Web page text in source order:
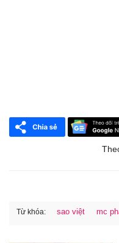
Từ khóa: sao việt mc